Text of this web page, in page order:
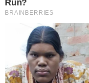
Run?
BRAINBERRIES